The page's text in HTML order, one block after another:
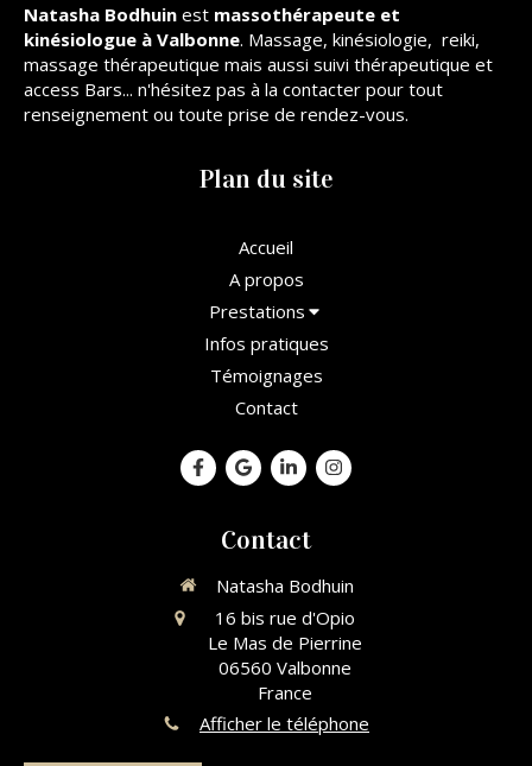
Natasha Bodhuin est massothérapeute et
kinésiologue à Valbonne. Massage, kinésiologie, reiki,
massage thérapeutique mais aussi suivi thérapeutique et
access Bars... n'hésitez pas à la contacter pour tout
renseignement ou toute prise de rendez-vous.
Plan du site
Accueil
A propos
Prestations
Infos pratiques
Témoignages
Contact
Contact
Natasha Bodhuin
16 bis rue d'Opio
Le Mas de Pierrine
06560 Valbonne
France
Afficher le téléphone